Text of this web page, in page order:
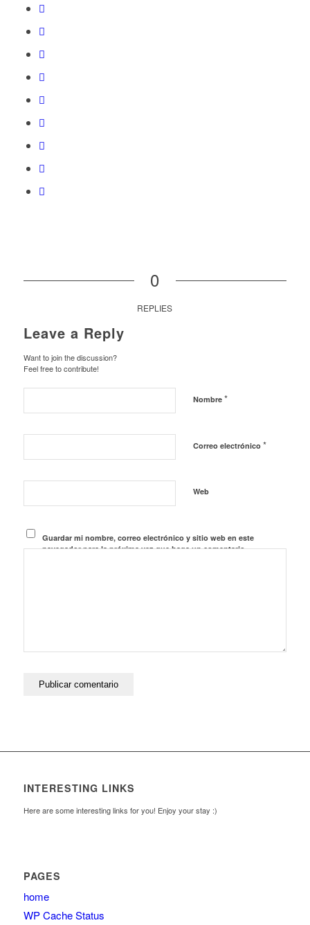
0
REPLIES
Leave a Reply
Want to join the discussion?
Feel free to contribute!
Nombre *
Correo electrónico *
Web
Guardar mi nombre, correo electrónico y sitio web en este
navegador para la próxima vez que haga un comentario.
INTERESTING LINKS
Here are some interesting links for you! Enjoy your stay :)
PAGES
home
WP Cache Status